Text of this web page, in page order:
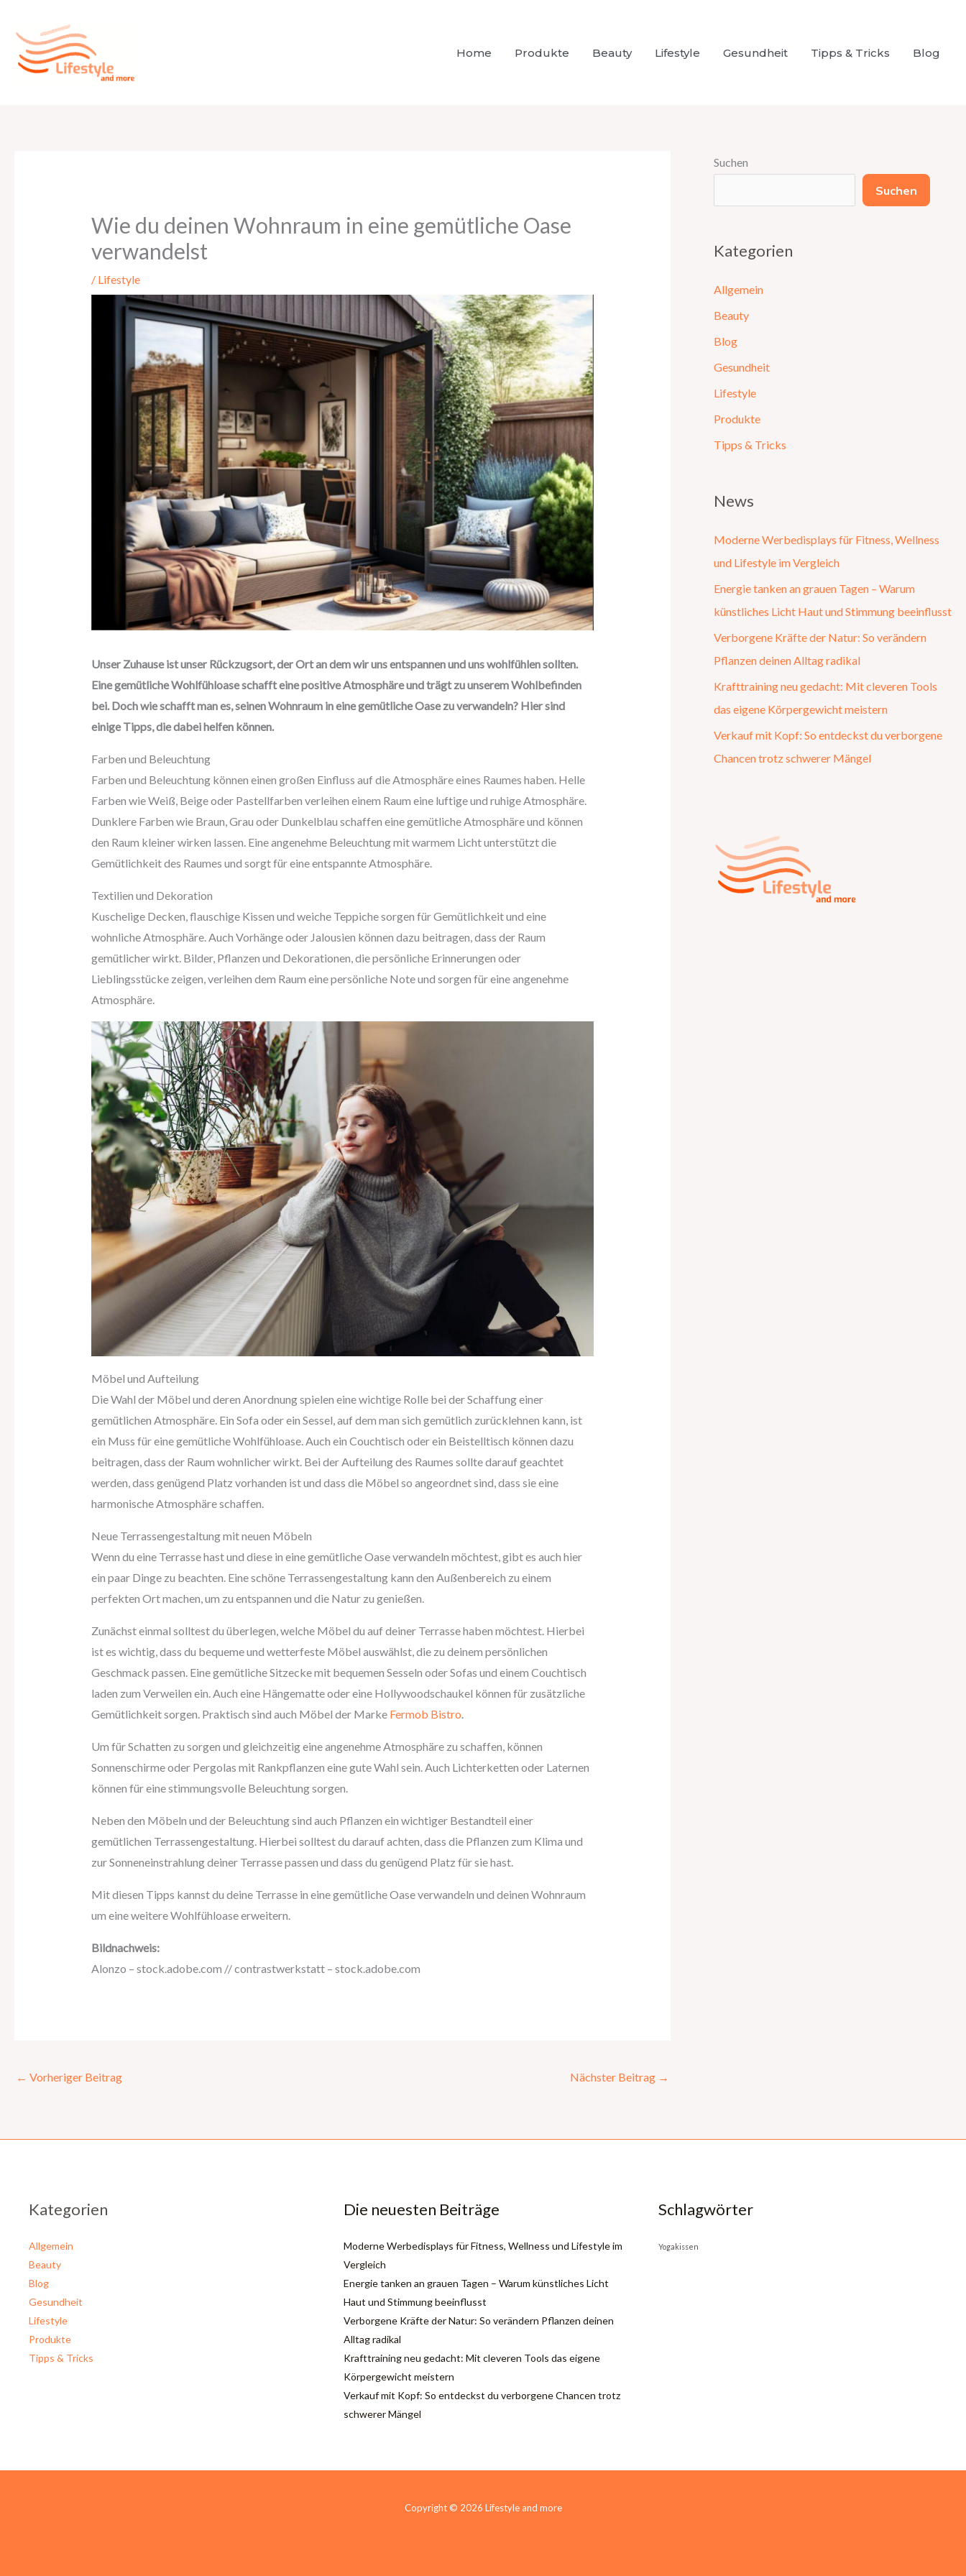
Inhalt
springen
Home Produkte Beauty Lifestyle Gesundheit Tipps & Tricks Blog
Wie du deinen Wohnraum in eine gemütliche Oase
verwandelst
/ Lifestyle
Unser Zuhause ist unser Rückzugsort, der Ort an dem wir uns entspannen und uns wohlfühlen sollten.
Eine gemütliche Wohlfühloase schafft eine positive Atmosphäre und trägt zu unserem Wohlbefinden
bei. Doch wie schafft man es, seinen Wohnraum in eine gemütliche Oase zu verwandeln? Hier sind
einige Tipps, die dabei helfen können.
Farben und Beleuchtung
Farben und Beleuchtung können einen großen Einfluss auf die Atmosphäre eines Raumes haben. Helle
Farben wie Weiß, Beige oder Pastellfarben verleihen einem Raum eine luftige und ruhige Atmosphäre.
Dunklere Farben wie Braun, Grau oder Dunkelblau schaffen eine gemütliche Atmosphäre und können
den Raum kleiner wirken lassen. Eine angenehme Beleuchtung mit warmem Licht unterstützt die
Gemütlichkeit des Raumes und sorgt für eine entspannte Atmosphäre.
Textilien und Dekoration
Kuschelige Decken, flauschige Kissen und weiche Teppiche sorgen für Gemütlichkeit und eine
wohnliche Atmosphäre. Auch Vorhänge oder Jalousien können dazu beitragen, dass der Raum
gemütlicher wirkt. Bilder, Pflanzen und Dekorationen, die persönliche Erinnerungen oder
Lieblingsstücke zeigen, verleihen dem Raum eine persönliche Note und sorgen für eine angenehme
Atmosphäre.
Möbel und Aufteilung
Die Wahl der Möbel und deren Anordnung spielen eine wichtige Rolle bei der Schaffung einer
gemütlichen Atmosphäre. Ein Sofa oder ein Sessel, auf dem man sich gemütlich zurücklehnen kann, ist
ein Muss für eine gemütliche Wohlfühloase. Auch ein Couchtisch oder ein Beistelltisch können dazu
beitragen, dass der Raum wohnlicher wirkt. Bei der Aufteilung des Raumes sollte darauf geachtet
werden, dass genügend Platz vorhanden ist und dass die Möbel so angeordnet sind, dass sie eine
harmonische Atmosphäre schaffen.
Neue Terrassengestaltung mit neuen Möbeln
Wenn du eine Terrasse hast und diese in eine gemütliche Oase verwandeln möchtest, gibt es auch hier
ein paar Dinge zu beachten. Eine schöne Terrassengestaltung kann den Außenbereich zu einem
perfekten Ort machen, um zu entspannen und die Natur zu genießen.
Zunächst einmal solltest du überlegen, welche Möbel du auf deiner Terrasse haben möchtest. Hierbei
ist es wichtig, dass du bequeme und wetterfeste Möbel auswählst, die zu deinem persönlichen
Geschmack passen. Eine gemütliche Sitzecke mit bequemen Sesseln oder Sofas und einem Couchtisch
laden zum Verweilen ein. Auch eine Hängematte oder eine Hollywoodschaukel können für zusätzliche
Gemütlichkeit sorgen. Praktisch sind auch Möbel der Marke Fermob Bistro.
Um für Schatten zu sorgen und gleichzeitig eine angenehme Atmosphäre zu schaffen, können
Sonnenschirme oder Pergolas mit Rankpflanzen eine gute Wahl sein. Auch Lichterketten oder Laternen
können für eine stimmungsvolle Beleuchtung sorgen.
Neben den Möbeln und der Beleuchtung sind auch Pflanzen ein wichtiger Bestandteil einer
gemütlichen Terrassengestaltung. Hierbei solltest du darauf achten, dass die Pflanzen zum Klima und
zur Sonneneinstrahlung deiner Terrasse passen und dass du genügend Platz für sie hast.
Mit diesen Tipps kannst du deine Terrasse in eine gemütliche Oase verwandeln und deinen Wohnraum
um eine weitere Wohlfühloase erweitern.
Bildnachweis:
Alonzo – stock.adobe.com // contrastwerkstatt – stock.adobe.com
← Vorheriger Beitrag Nächster Beitrag →
Suchen
Suchen
Kategorien
Allgemein
Beauty
Blog
Gesundheit
Lifestyle
Produkte
Tipps & Tricks
News
Moderne Werbedisplays für Fitness, Wellness
und Lifestyle im Vergleich
Energie tanken an grauen Tagen – Warum
künstliches Licht Haut und Stimmung beeinflusst
Verborgene Kräfte der Natur: So verändern
Pflanzen deinen Alltag radikal
Krafttraining neu gedacht: Mit cleveren Tools
das eigene Körpergewicht meistern
Verkauf mit Kopf: So entdeckst du verborgene
Chancen trotz schwerer Mängel
Kategorien
Allgemein
Beauty
Blog
Gesundheit
Lifestyle
Produkte
Tipps & Tricks
Die neuesten Beiträge
Moderne Werbedisplays für Fitness, Wellness und Lifestyle im
Vergleich
Energie tanken an grauen Tagen – Warum künstliches Licht
Haut und Stimmung beeinflusst
Verborgene Kräfte der Natur: So verändern Pflanzen deinen
Alltag radikal
Krafttraining neu gedacht: Mit cleveren Tools das eigene
Körpergewicht meistern
Verkauf mit Kopf: So entdeckst du verborgene Chancen trotz
schwerer Mängel
Schlagwörter
Yogakissen
Copyright © 2026 Lifestyle and more